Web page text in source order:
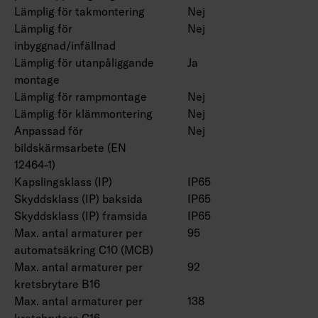
Lämplig för takmontering
Nej
Lämplig för
inbyggnad/infällnad
Nej
Lämplig för utanpåliggande
montage
Ja
Lämplig för rampmontage
Nej
Lämplig för klämmontering
Nej
Anpassad för
bildskärmsarbete (EN
12464-1)
Nej
Kapslingsklass (IP)
IP65
Skyddsklass (IP) baksida
IP65
Skyddsklass (IP) framsida
IP65
Max. antal armaturer per
automatsäkring C10 (MCB)
95
Max. antal armaturer per
kretsbrytare B16
92
Max. antal armaturer per
138